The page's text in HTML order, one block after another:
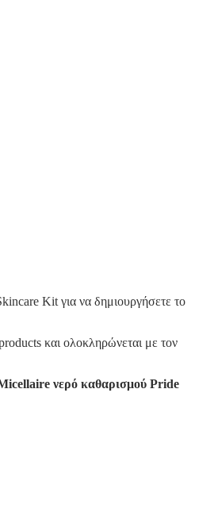
Kit για να δημιουργήσετε το
και ολοκληρώνεται με τον
νερό καθαρισμού Pride